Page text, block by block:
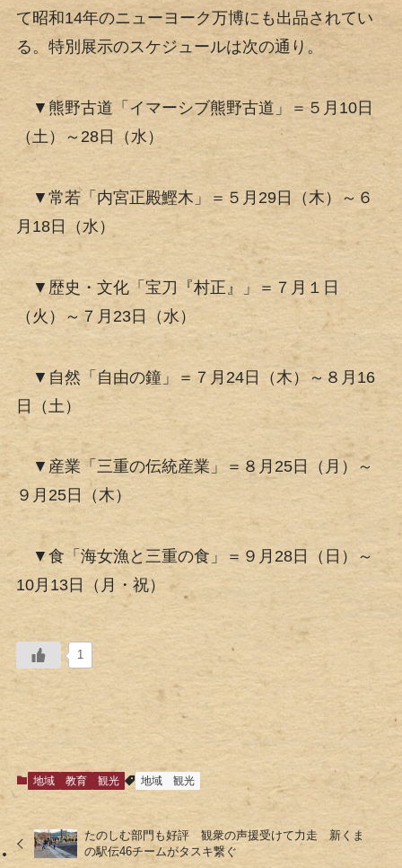
て昭和14年のニューヨーク万博にも出品されてい
る。特別展示のスケジュールは次の通り。
▼熊野古道「イマーシブ熊野古道」＝５月10日
（土）～28日（水）
▼常若「内宮正殿鰹木」＝５月29日（木）～６
月18日（水）
▼歴史・文化「宝刀『村正』」＝７月１日
（火）～７月23日（水）
▼自然「自由の鐘」＝７月24日（木）～８月16
日（土）
▼産業「三重の伝統産業」＝８月25日（月）～
９月25日（木）
▼食「海女漁と三重の食」＝９月28日（日）～
10月13日（月・祝）
1
地域 教育 観光 地域 観光
たのしむ部門も好評 観衆の声援受けて力走 新くま
の駅伝46チームがタスキ繋ぐ